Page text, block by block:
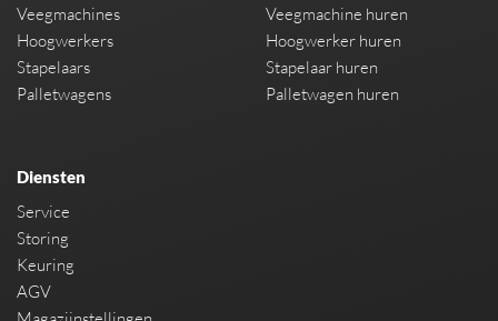
Veegmachines
Hoogwerkers
Stapelaars
Palletwagens
Veegmachine huren
Hoogwerker huren
Stapelaar huren
Palletwagen huren
Diensten
Service
Storing
Keuring
AGV